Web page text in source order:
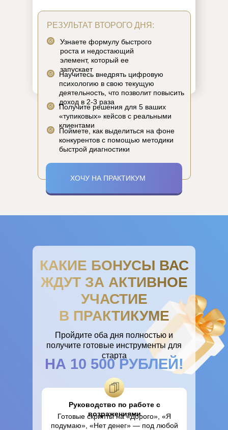
РЕЗУЛЬТАТ ВТОРОГО ДНЯ:
ХОЧУ НА ПРАКТИКУМ
Поймете, как выделиться на фоне
конкурентов с помощью методики
быстрой диагностики
Получите решения для 5 ваших
«тупиковых» кейсов с реальными
клиентами
Научитесь внедрять цифровую
психологию в свою текущую
деятельность, что позволит повысить
доход в 2-3 раза
Узнаете формулу быстрого
роста и недостающий
элемент, который ее
запускает
НА 10 500 РУБЛЕЙ!
КАКИЕ БОНУСЫ ВАС
ЖДУТ ЗА АКТИВНОЕ
УЧАСТИЕ
В ПРАКТИКУМЕ
Пройдите оба дня полностью и
получите готовые инструменты для
старта
Готовые скрипты на «Дорого», «Я
подумаю», «Нет денег» — под любой
Руководство по работе с
возражениями